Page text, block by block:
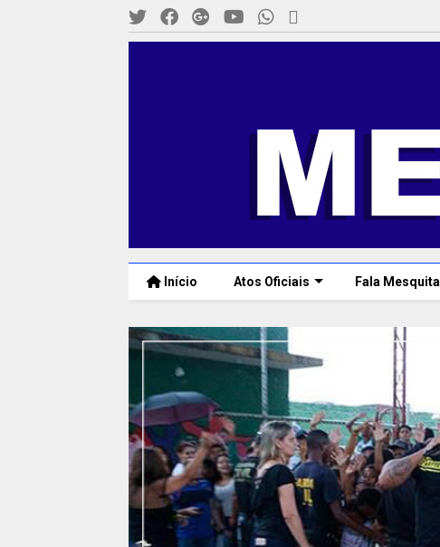
Início Atos Oficiais Fala Mesquita